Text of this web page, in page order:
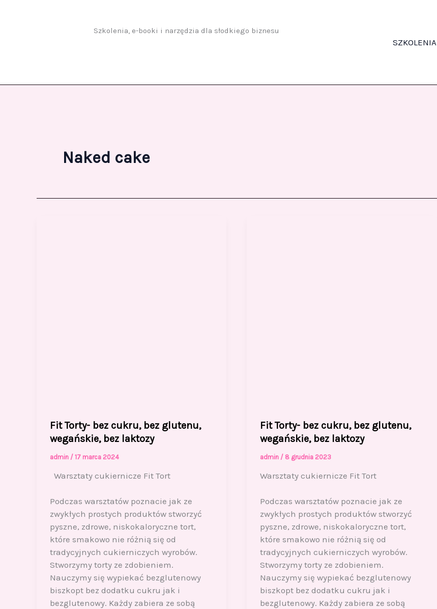
Szkolenia, e-booki i narzędzia dla słodkiego biznesu
SZKOLENIA
Naked cake
Fit Torty- bez cukru, bez glutenu,
wegańskie, bez laktozy
admin / 17 marca 2024
Warsztaty cukiernicze Fit Tort
Podczas warsztatów poznacie jak ze
zwykłych prostych produktów stworzyć
pyszne, zdrowe, niskokaloryczne tort,
które smakowo nie różnią się od
tradycyjnych cukierniczych wyrobów.
Stworzymy torty ze zdobieniem.
Nauczymy się wypiekać bezglutenowy
biszkopt bez dodatku cukru jak i
bezglutenowy. Każdy zabiera ze sobą
Fit Torty- bez cukru, bez glutenu,
wegańskie, bez laktozy
admin / 8 grudnia 2023
Warsztaty cukiernicze Fit Tort
Podczas warsztatów poznacie jak ze
zwykłych prostych produktów stworzyć
pyszne, zdrowe, niskokaloryczne tort,
które smakowo nie różnią się od
tradycyjnych cukierniczych wyrobów.
Stworzymy torty ze zdobieniem.
Nauczymy się wypiekać bezglutenowy
biszkopt bez dodatku cukru jak i
bezglutenowy. Każdy zabiera ze sobą